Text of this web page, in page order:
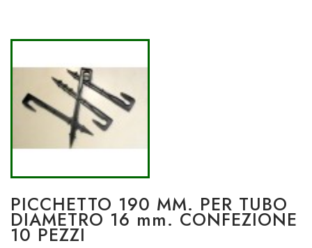
PICCHETTO 190 MM. PER TUBO
DIAMETRO 16 mm. CONFEZIONE
10 PEZZI